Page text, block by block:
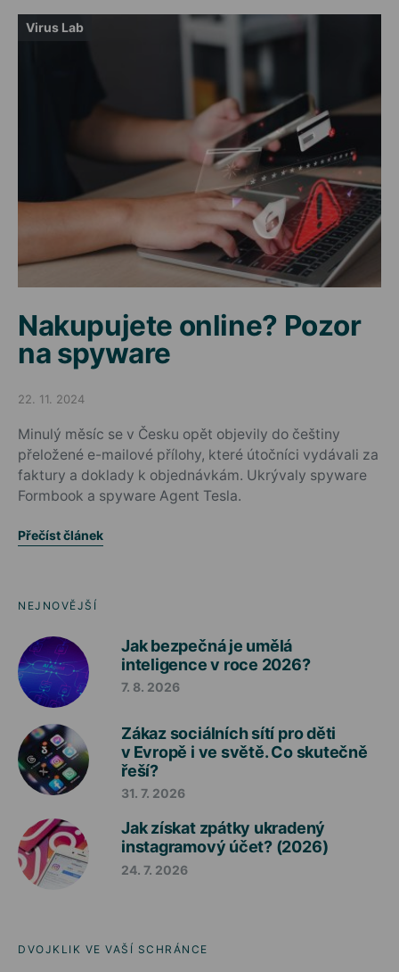
Virus Lab
Nakupujete online? Pozor
na spyware
Posted on
22. 11. 2024
Minulý měsíc se v Česku opět objevily do češtiny
přeložené e-mailové přílohy, které útočníci vydávali za
faktury a doklady k objednávkám. Ukrývaly spyware
Formbook a spyware Agent Tesla.
Přečíst článek
NEJNOVĚJŠÍ
Jak bezpečná je umělá
inteligence v roce 2026?
7. 8. 2026
Zákaz sociálních sítí pro děti
v Evropě i ve světě. Co skutečně
řeší?
31. 7. 2026
Jak získat zpátky ukradený
instagramový účet? (2026)
24. 7. 2026
DVOJKLIK VE VAŠÍ SCHRÁNCE